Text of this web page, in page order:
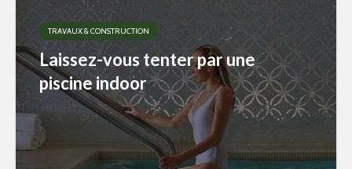
TRAVAUX & CONSTRUCTION
Laissez-vous tenter par une
piscine indoor